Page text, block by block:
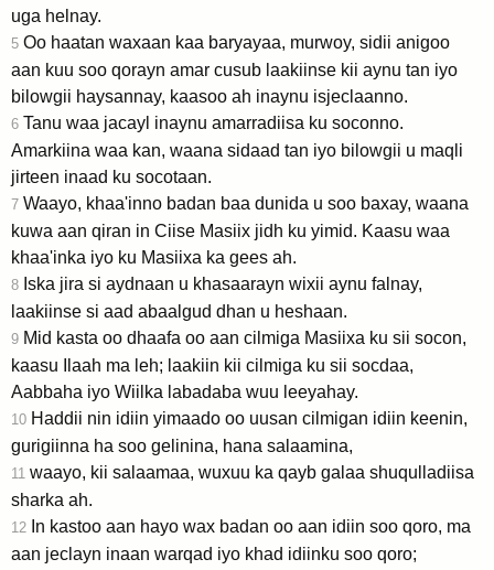
uga helnay.
5 Oo haatan waxaan kaa baryayaa, murwoy, sidii anigoo
aan kuu soo qorayn amar cusub laakiinse kii aynu tan iyo
bilowgii haysannay, kaasoo ah inaynu isjeclaanno.
6 Tanu waa jacayl inaynu amarradiisa ku soconno.
Amarkiina waa kan, waana sidaad tan iyo bilowgii u maqli
jirteen inaad ku socotaan.
7 Waayo, khaa'inno badan baa dunida u soo baxay, waana
kuwa aan qiran in Ciise Masiix jidh ku yimid. Kaasu waa
khaa'inka iyo ku Masiixa ka gees ah.
8 Iska jira si aydnaan u khasaarayn wixii aynu falnay,
laakiinse si aad abaalgud dhan u heshaan.
9 Mid kasta oo dhaafa oo aan cilmiga Masiixa ku sii socon,
kaasu Ilaah ma leh; laakiin kii cilmiga ku sii socdaa,
Aabbaha iyo Wiilka labadaba wuu leeyahay.
10 Haddii nin idiin yimaado oo uusan cilmigan idiin keenin,
gurigiinna ha soo gelinina, hana salaamina,
11 waayo, kii salaamaa, wuxuu ka qayb galaa shuqulladiisa
sharka ah.
12 In kastoo aan hayo wax badan oo aan idiin soo qoro, ma
aan jeclayn inaan warqad iyo khad idiinku soo qoro;